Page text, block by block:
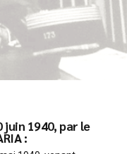
juin 1940, par le
: